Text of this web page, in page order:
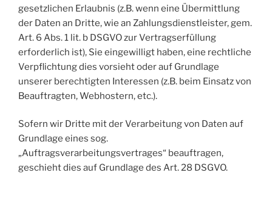
gesetzlichen Erlaubnis (z.B. wenn eine Übermittlung
der Daten an Dritte, wie an Zahlungsdienstleister, gem.
Art. 6 Abs. 1 lit. b DSGVO zur Vertragserfüllung
erforderlich ist), Sie eingewilligt haben, eine rechtliche
Verpflichtung dies vorsieht oder auf Grundlage
unserer berechtigten Interessen (z.B. beim Einsatz von
Beauftragten, Webhostern, etc.).
Sofern wir Dritte mit der Verarbeitung von Daten auf
Grundlage eines sog.
„Auftragsverarbeitungsvertrages“ beauftragen,
geschieht dies auf Grundlage des Art. 28 DSGVO.